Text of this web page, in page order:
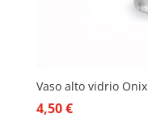
Vaso alto vidrio Onix
4,50€